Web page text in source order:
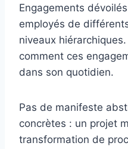
Engagements
employés de
niveaux
comment ces
dans son quotidien.
Pas de manifeste
concrètes : un projet
transformation de